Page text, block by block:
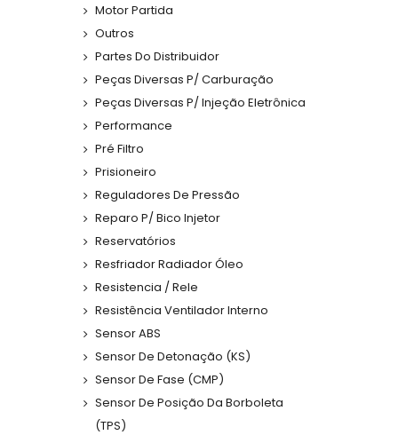
Motor Partida
Outros
Partes Do Distribuidor
Peças Diversas P/ Carburação
Peças Diversas P/ Injeção Eletrônica
Performance
Pré Filtro
Prisioneiro
Reguladores De Pressão
Reparo P/ Bico Injetor
Reservatórios
Resfriador Radiador Óleo
Resistencia / Rele
Resistência Ventilador Interno
Sensor ABS
Sensor De Detonação (KS)
Sensor De Fase (CMP)
Sensor De Posição Da Borboleta
(TPS)